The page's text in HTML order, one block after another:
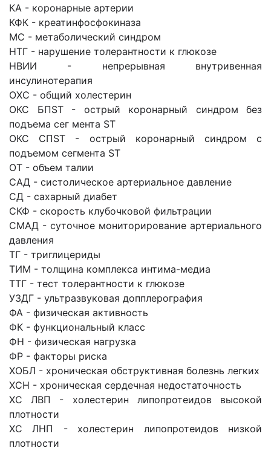
КА - коронарные артерии
КФК - креатинфосфокиназа
МС - метаболический синдром
НТГ - нарушение толерантности к глюкозе
НВИИ - непрерывная внутривенная
инсулинотерапия
ОХС - общий холестерин
ОКС БПSТ - острый коронарный синдром без
подъема сег мента ST
ОКС CПST - острый коронарный синдром с
подъемом сегмента ST
ОТ - объем талии
САД - систолическое артериальное давление
СД - сахарный диабет
СКФ - скорость клубочковой фильтрации
СМАД - суточное мониторирование артериального
давления
ТГ - триглицериды
ТИМ - толщина комплекса интима-медиа
ТТГ - тест толерантности к глюкозе
У3ДГ - ультразвуковая допплерография
ФА - физическая активность
ФК - функциональный класс
ФН - физическая нагрузка
ФР - факторы риска
ХОБЛ - хроническая обструктивная болезнь легких
ХСН - хроническая сердечная недостаточность
ХС ЛВП - холестерин липопротеидов высокой
плотности
ХС ЛНП - холестерин липопротеидов низкой
плотности